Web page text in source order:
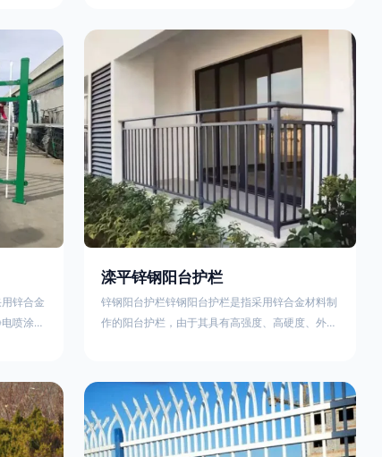
路行驶
，其作
和车辆
离栅’，
一体，
量在于原材料及加工过程，它的外观质量取决于施
工过程，施工中要重视施工准备和打桩机的组合，
不断总结经验，加强施工管理，是安装质量得以保
证。铁路护栏网是一种用于铁路两侧的隔离防护设
施，它的主要作用是防止车辆和人员越过护栏造成
危险事
锌合金
喷涂处
一家专
特点如
固耐
各种不
滦平锌钢阳台护栏
锌钢阳台护栏锌钢阳台护栏是指采用锌合金材料制
作的阳台护栏，由于其具有高强度、高硬度、外观
栏锌钢百叶窗锌钢防盗窗锌钢防护栏锌钢配件组合
锌钢组装护栏组装防盗窗组装防护栏组装锌合金组
装。传统的阳台护栏使用铁条材料，需要借助电焊
等工艺技术，而且质地较软、容易生锈、色彩单